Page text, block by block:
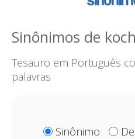
Sinônimos de
Tesauro em Português
palavras
Sinônimo